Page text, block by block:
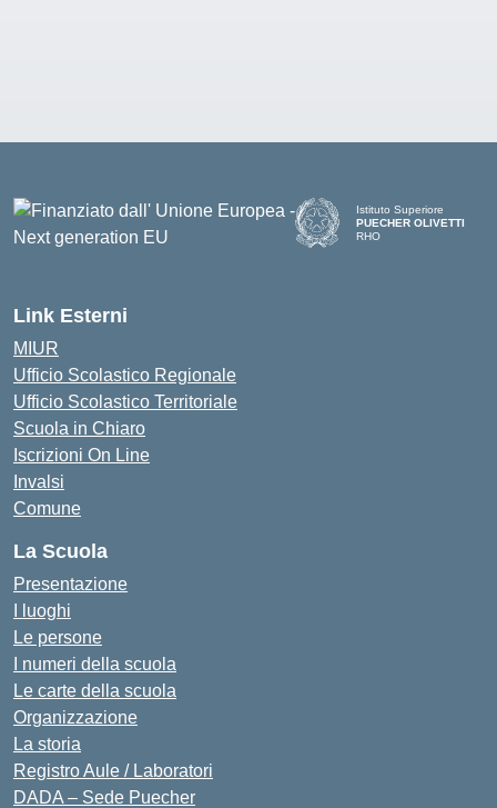
Istituto Superiore
PUECHER OLIVETTI
RHO
Link Esterni
MIUR
Ufficio Scolastico Regionale
Ufficio Scolastico Territoriale
Scuola in Chiaro
Iscrizioni On Line
Invalsi
Comune
La Scuola
Presentazione
I luoghi
Le persone
I numeri della scuola
Le carte della scuola
Organizzazione
La storia
Registro Aule / Laboratori
DADA – Sede Puecher